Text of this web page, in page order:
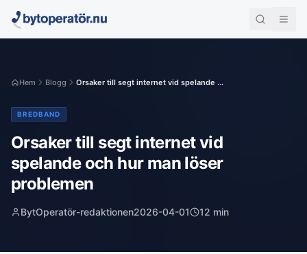
Hem Blogg Orsaker till segt internet vid spelande ...
BREDBAND
Orsaker till segt internet vid
spelande och hur man löser
problemen
BytOperatör-redaktionen2026-04-01 12 min